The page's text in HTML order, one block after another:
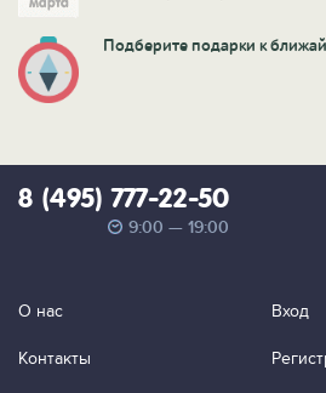
Подберите подарки к
8 (495) 777-22-50
9:00 — 19:00
О нас
Контакты
Вход